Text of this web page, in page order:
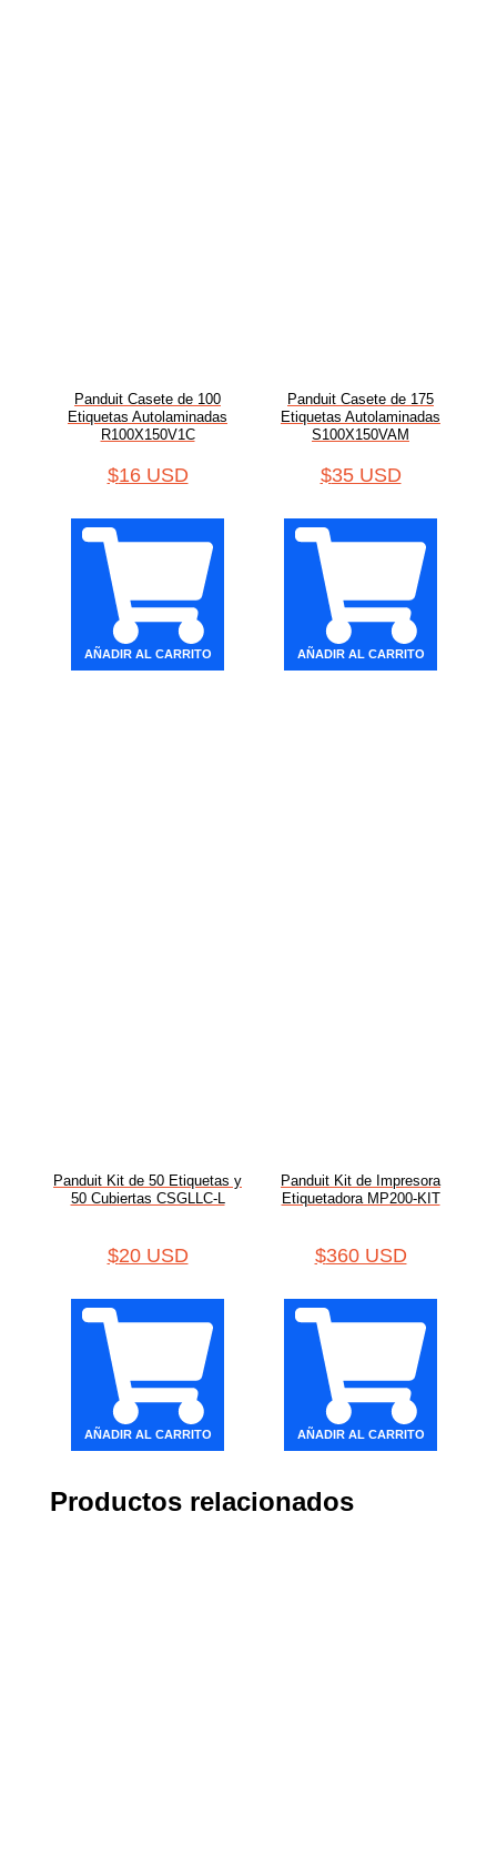
Panduit Casete de 100
Etiquetas Autolaminadas
R100X150V1C
$16 USD
AÑADIR AL CARRITO
Panduit Casete de 175
Etiquetas Autolaminadas
S100X150VAM
$35 USD
AÑADIR AL CARRITO
Panduit Kit de 50 Etiquetas y
50 Cubiertas CSGLLC-L
$20 USD
AÑADIR AL CARRITO
Panduit Kit de Impresora
Etiquetadora MP200-KIT
$360 USD
AÑADIR AL CARRITO
Productos relacionados